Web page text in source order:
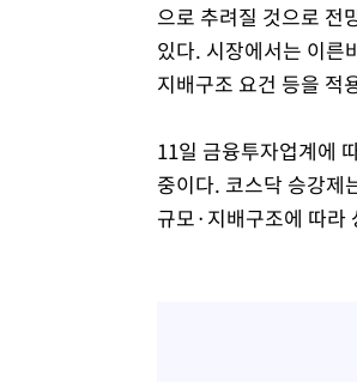
으로 추려질 것으로 전
있다. 시장에서는 이른
지배구조 요건 등을 적
11일 금융투자업계에
중이다. 코스닥 승강제
규모·지배구조에 따라